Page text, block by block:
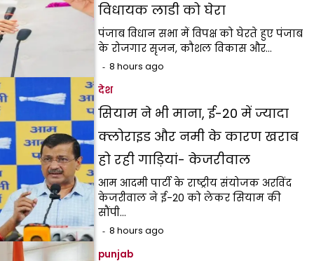
विधायक लाडी को घेरा
पंजाब विधान सभा में विपक्ष को घेरते हुए पंजाब
के रोजगार सृजन, कौशल विकास और…
8 hours ago
देश
सियाम ने भी माना, ई-20 में ज्यादा
क्लोराइड और नमी के कारण खराब
हो रही गाड़ियां- केजरीवाल
आम आदमी पार्टी के राष्ट्रीय संयोजक अरविंद
केजरीवाल ने ई-20 को लेकर सियाम की
सौंपी…
8 hours ago
punjab